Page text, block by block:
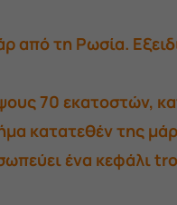
από τη Ρωσία.
70 εκατοστών,
κατατεθέν της
ένα κεφάλι